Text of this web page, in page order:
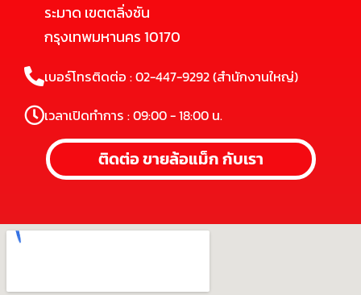
ระมาด เขตตลิ่งชัน
กรุงเทพมหานคร 10170
เบอร์โทรติดต่อ : 02-447-9292 (สำนักงานใหญ่)
เวลาเปิดทำการ : 09:00 - 18:00 น.
ติดต่อ ขายล้อแม็ก กับเรา